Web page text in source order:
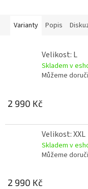
Varianty Popis
Velikost: L
Skladem v
Můžeme
2 990 Kč
Velikost: XXL
Skladem v
Můžeme
2 990 Kč